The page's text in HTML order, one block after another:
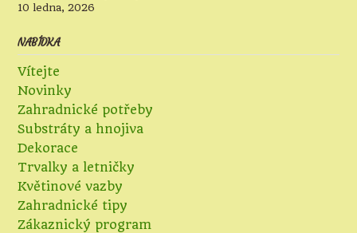
10 ledna, 2026
NABÍDKA
Vítejte
Novinky
Zahradnické potřeby
Substráty a hnojiva
Dekorace
Trvalky a letničky
Květinové vazby
Zahradnické tipy
Zákaznický program